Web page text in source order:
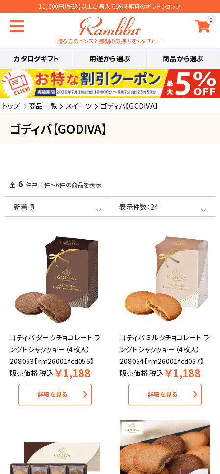
11,000円(税込)以上ご購入で送料無料のギフトショップ
0
贈る方のセンスと感謝の気持ちをカタチに…
カタログギフト 用途から選ぶ 商品から選ぶ
トップ 商品一覧 スイーツ ゴディバ【GODIVA】
ゴディバ【GODIVA】
全 6 件中 1件～6件の商品を表示
ゴディバ ダークチョコレート ラ
ングドシャクッキー（4枚入）
208053【rm26001fcd055】
販売価格税込 ￥1,188
詳細を見る
ゴディバ ミルクチョコレート ラ
ングドシャクッキー（4枚入）
208054【rm26001fcd067】
販売価格税込 ￥1,188
詳細を見る